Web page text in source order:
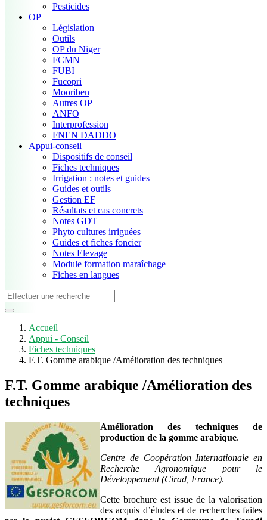
Pesticides
OP
Législation
Outils
OP du Niger
FCMN
FUBI
Fucopri
Mooriben
Autres OP
ANFO
Interprofession
FNEN DADDO
Appui-conseil
Dispositifs de conseil
Fiches techniques
Irrigation : notes et guides
Guides et outils
Gestion EF
Résultats et cas concrets
Notes GDT
Phyto cultures irriguées
Guides et fiches foncier
Notes Elevage
Module formation maraîchage
Fiches en langues
Accueil
Appui - Conseil
Fiches techniques
F.T. Gomme arabique /Amélioration des techniques
F.T. Gomme arabique /Amélioration des
techniques
Amélioration des techniques de
production de la gomme arabique.
Centre de Coopération Internationale en
Recherche Agronomique pour le
Développement (Cirad, France).
Cette brochure est issue de la valorisation
des acquis d’études et de recherches faites